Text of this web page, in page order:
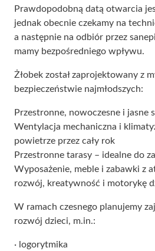
Prawdopodobną datą otwarcia
jednak obecnie czekamy na
a następnie na odbiór przez
mamy bezpośredniego wpływu.
Żłobek został zaprojektowany z
bezpieczeństwie najmłodszych:
Przestronne, nowoczesne i jasne
Wentylacja mechaniczna i
powietrze przez cały rok
Przestronne tarasy – idealne do
Wyposażenie, meble i zabawki z
rozwój, kreatywność i motorykę
W ramach czesnego planujemy
rozwój dzieci, m.in.:
· logorytmika